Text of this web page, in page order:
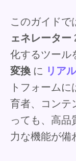
このガイドで
ェネレーター
化するツール
変換 に リア
トフォーム
育者、コンテ
っても、高品
力な機能が備